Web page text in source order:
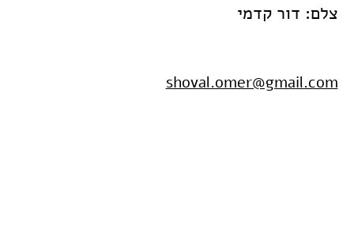
צלם: דור קדמי
shoval.omer@gmail.com